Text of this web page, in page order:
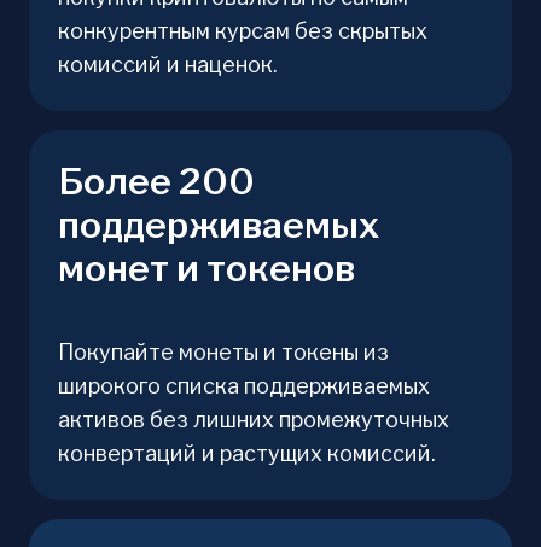
конкурентным курсам без скрытых
комиссий и наценок.
Более 200
поддерживаемых
монет и токенов
Покупайте монеты и токены из
широкого списка поддерживаемых
активов без лишних промежуточных
конвертаций и растущих комиссий.